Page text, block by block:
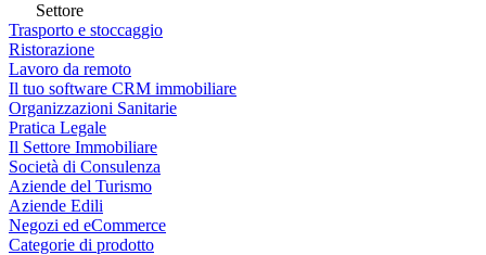
Settore
Trasporto e stoccaggio
Ristorazione
Lavoro da remoto
Il tuo software CRM immobiliare
Organizzazioni Sanitarie
Pratica Legale
Il Settore Immobiliare
Società di Consulenza
Aziende del Turismo
Aziende Edili
Negozi ed eCommerce
Categorie di prodotto